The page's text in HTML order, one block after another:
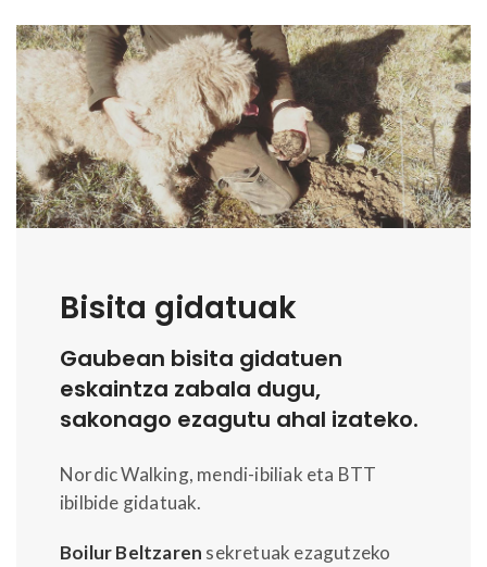
Bisita gidatuak
Gaubean bisita gidatuen
eskaintza zabala dugu,
sakonago ezagutu ahal izateko.
Nordic Walking, mendi-ibiliak eta BTT
ibilbide gidatuak.
Boilur Beltzaren sekretuak ezagutzeko